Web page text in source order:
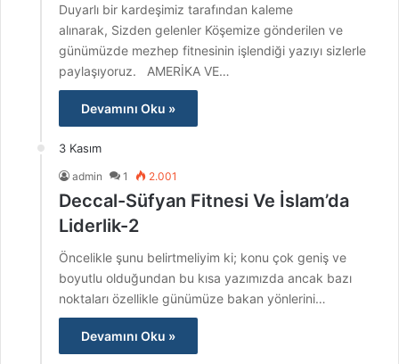
Duyarlı bir kardeşimiz tarafından kaleme
alınarak, Sizden gelenler Köşemize gönderilen ve
günümüzde mezhep fitnesinin işlendiği yazıyı sizlerle
paylaşıyoruz. AMERİKA VE…
Devamını Oku »
3 Kasım
admin 1 2.001
Deccal-Süfyan Fitnesi Ve İslam’da
Liderlik-2
Öncelikle şunu belirtmeliyim ki; konu çok geniş ve
boyutlu olduğundan bu kısa yazımızda ancak bazı
noktaları özellikle günümüze bakan yönlerini…
Devamını Oku »